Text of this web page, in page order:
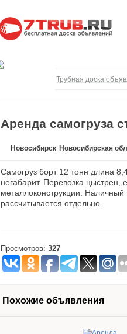
Трубная доска
Аренда самогруза
Новосибирск Новосибирская
Самогруз борт 12 тонн длина
негабарит. Перевозка цыстрен,
металлоконструкции.
рассчитывается отдельно.
Просмотров: 327
Похожие объявления